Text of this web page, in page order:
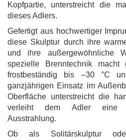
Kopfpartie, unterstreicht die
dieses Adlers.
Gefertigt aus hochwertiger
diese Skulptur durch ihre
und ihre außergewöhnliche
spezielle Brenntechnik macht
frostbeständig bis –30 °C
ganzjährigen Einsatz im
Oberfläche unterstreicht die
verleiht dem Adler eine
Ausstrahlung.
Ob als Solitärskulptur